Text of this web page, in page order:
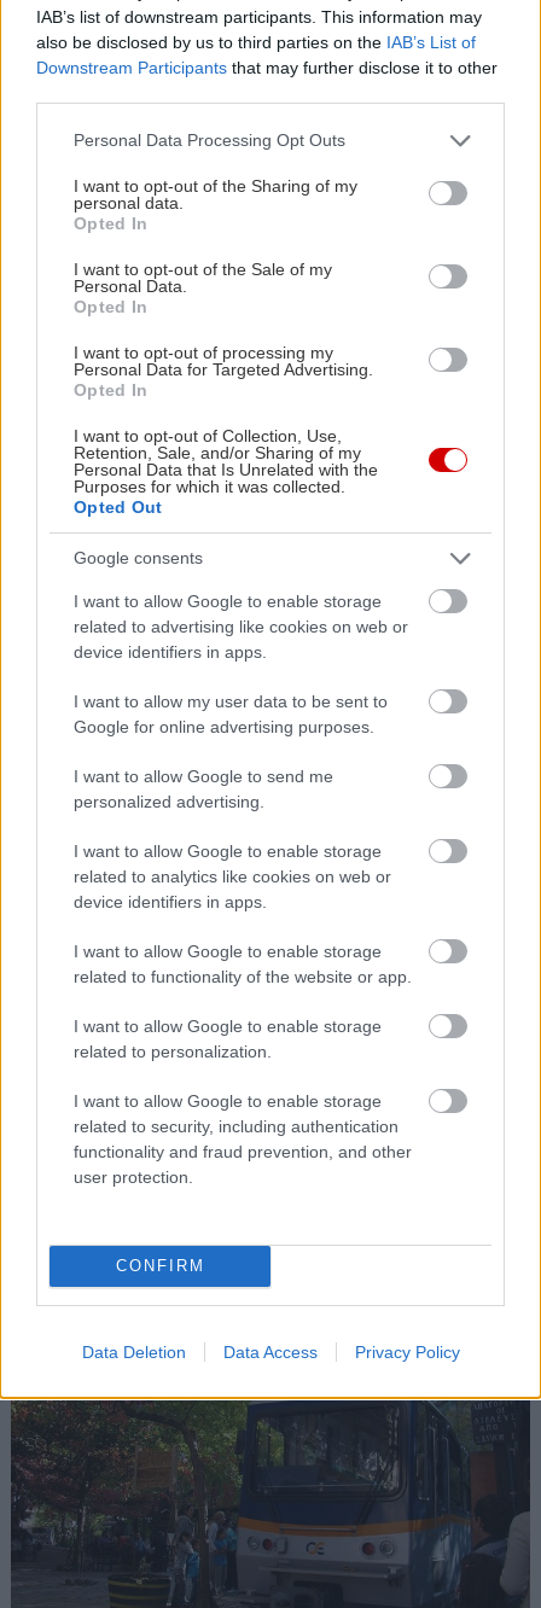
IAB’s list of downstream participants. This information may
also be disclosed by us to third parties on the IAB’s List of
Downstream Participants that may further disclose it to other
Please note that this website/app uses one or more Google
not limited to your visit or usage behaviour. You may click to
grant or deny consent to Google and its third-party tags to
use your data for below specified purposes in below Google
consent section.
Personal Data Processing Opt Outs
I want to opt-out of the Sharing of my
personal data.
Opted In
I want to opt-out of the Sale of my
Personal Data.
Opted In
I want to opt-out of processing my
Personal Data for Targeted Advertising.
Opted In
I want to opt-out of Collection, Use,
Retention, Sale, and/or Sharing of my
Personal Data that Is Unrelated with the
Purposes for which it was collected.
Opted Out
Google consents
I want to allow Google to enable storage
related to advertising like cookies on web or
device identifiers in apps.
I want to allow my user data to be sent to
Google for online advertising purposes.
I want to allow Google to send me
personalized advertising.
I want to allow Google to enable storage
related to analytics like cookies on web or
device identifiers in apps.
I want to allow Google to enable storage
related to functionality of the website or app.
I want to allow Google to enable storage
related to personalization.
I want to allow Google to enable storage
related to security, including authentication
functionality and fraud prevention, and other
user protection.
CONFIRM
Data Deletion Data Access Privacy Policy
1933 και σήμερα στέκει σιωπηλό αξιοθέατο, το
καστανοδάσος με τα χωμάτινα μονοπάτια του, και
της– κάνουν κάθε βόλτα στο χωριό ενδιαφέρουσα.
Διαβάστε περισσότερα -Βόρειος Ταΰγετος:
Παραμύθι στην πλαγιά
Ζαχλωρού
Κρυμμένη στα βάθη του φαραγγιού του
Βουραϊκού, από το όνομα του ποταμού που το
διασχίζει –αν δε σας λέει κάτι θα είναι επειδή το
ξέρετε ως φαράγγι του Οδοντωτού, από το όνομα
του τραίνου που κάνει την ίδια διαδρομή. Είναι
ένα πανέμορφο χωριό, με τα κόκκινα κεραμίδια
του να ξεπροβάλλουν ανάμεσα σε φουντωτά
πλατάνια, μηλιές και καρυδιές, και το κελάρυσμα
του ποταμού ακριβώς δίπλα στον κεντρικό δρόμο
εντυπωσιακότερη εικόνα της, όμως, είναι τα
επιβλητικά βράχια του φαραγγιού που υψώνονται
γύρω της, δημιουργώντας την αίσθηση φυσικού